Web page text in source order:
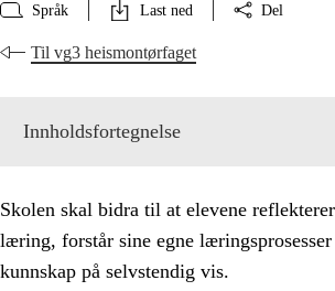
Språk Last ned Del
Til vg3 heismontørfaget
Innholdsfortegnelse
Skolen skal bidra til at elevene
læring, forstår sine egne
kunnskap på selvstendig vis.